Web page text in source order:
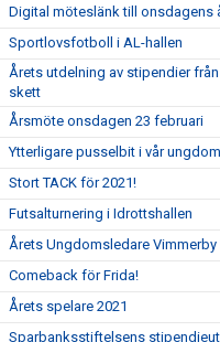
Digital möteslänk till onsdagens
Sportlovsfotboll i AL-hallen
Årets utdelning av stipendier
skett
Årsmöte onsdagen 23 februari
Ytterligare pusselbit i vår
Stort TACK för 2021!
Futsalturnering i Idrottshallen
Årets Ungdomsledare Vimmerby
Comeback för Frida!
Årets spelare 2021
Sparbanksstiftelsens